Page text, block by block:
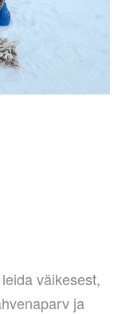
väikesest,
ja